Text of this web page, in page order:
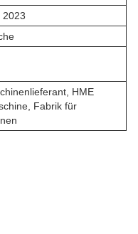
2023
HME
Fabrik für